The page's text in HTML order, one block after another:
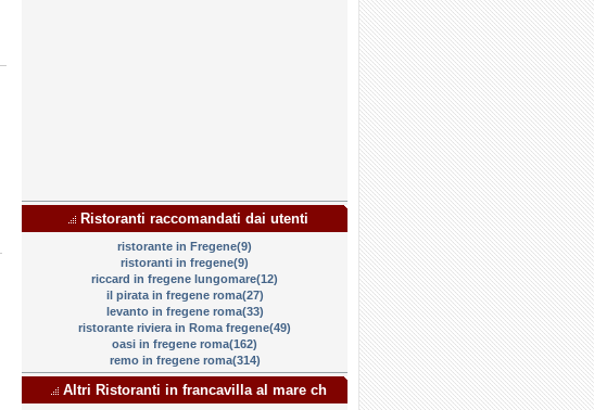
Ristoranti raccomandati dai utenti
ristorante in Fregene(9)
ristoranti in fregene(9)
riccard in fregene lungomare(12)
il pirata in fregene roma(27)
levanto in fregene roma(33)
ristorante riviera in Roma fregene(49)
oasi in fregene roma(162)
remo in fregene roma(314)
Altri Ristoranti in francavilla al mare ch